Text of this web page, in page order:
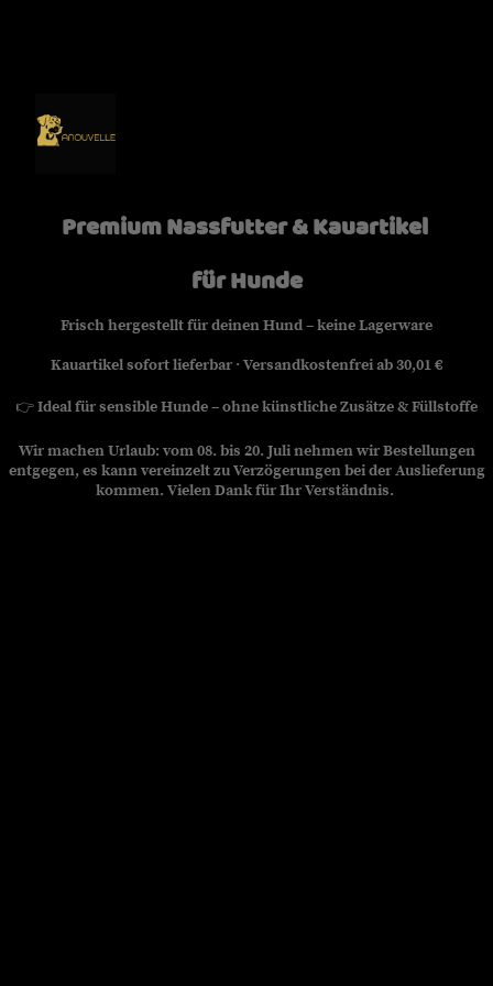
Premium Nassfutter & Kauartikel
für Hunde
Frisch hergestellt für deinen Hund – keine Lagerware
Kauartikel sofort lieferbar · Versandkostenfrei ab 30,01 €
👉Ideal für sensible Hunde – ohne künstliche Zusätze & Füllstoffe
Wir machen Urlaub: vom 08. bis 20. Juli nehmen wir Bestellungen
entgegen, es kann vereinzelt zu Verzögerungen bei der Auslieferung
kommen. Vielen Dank für Ihr Verständnis.